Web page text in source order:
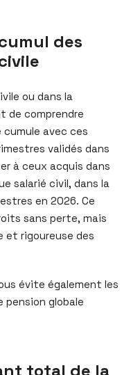
des
ou dans la
de comprendre
avec ces
validés dans
à ceux acquis dans
salarié civil, dans la
en 2026. Ce
sans perte, mais
et rigoureuse des
évite également les
globale
total de la